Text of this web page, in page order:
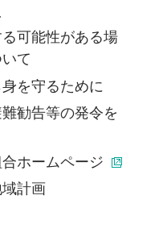
可能性がある場
て
を守るために
勧告等の発令を
ホームページ
計画